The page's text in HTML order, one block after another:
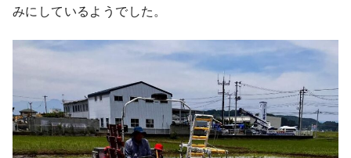
みにしているようでした。